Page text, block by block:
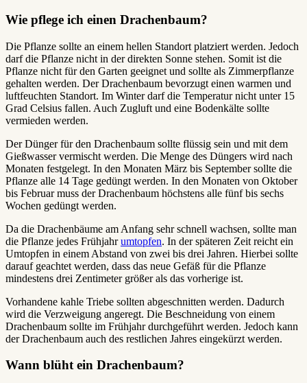
Wie pflege ich einen Drachenbaum?
Die Pflanze sollte an einem hellen Standort platziert werden. Jedoch
darf die Pflanze nicht in der direkten Sonne stehen. Somit ist die
Pflanze nicht für den Garten geeignet und sollte als Zimmerpflanze
gehalten werden. Der Drachenbaum bevorzugt einen warmen und
luftfeuchten Standort. Im Winter darf die Temperatur nicht unter 15
Grad Celsius fallen. Auch Zugluft und eine Bodenkälte sollte
vermieden werden.
Der Dünger für den Drachenbaum sollte flüssig sein und mit dem
Gießwasser vermischt werden. Die Menge des Düngers wird nach
Monaten festgelegt. In den Monaten März bis September sollte die
Pflanze alle 14 Tage gedüngt werden. In den Monaten von Oktober
bis Februar muss der Drachenbaum höchstens alle fünf bis sechs
Wochen gedüngt werden.
Da die Drachenbäume am Anfang sehr schnell wachsen, sollte man
die Pflanze jedes Frühjahrumtopfen. In der späteren Zeit reicht ein
Umtopfen in einem Abstand von zwei bis drei Jahren. Hierbei sollte
darauf geachtet werden, dass das neue Gefäß für die Pflanze
mindestens drei Zentimeter größer als das vorherige ist.
Vorhandene kahle Triebe sollten abgeschnitten werden. Dadurch
wird die Verzweigung angeregt. Die Beschneidung von einem
Drachenbaum sollte im Frühjahr durchgeführt werden. Jedoch kann
der Drachenbaum auch des restlichen Jahres eingekürzt werden.
Wann blüht ein Drachenbaum?